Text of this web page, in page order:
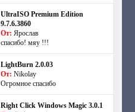
UltraISO Premium Edition
9.7.6.3860
От: Ярослав
спасибо! мяу !!!
LightBurn 2.0.03
От: Nikolay
Огромное спасибо
Right Click Windows Magic 3.0.1